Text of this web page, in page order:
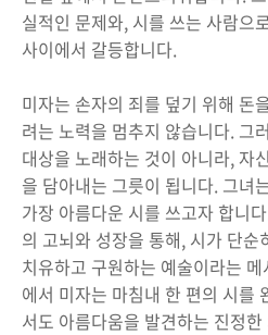
실적인 문제와, 시를 쓰는 사람으
사이에서 갈등합니다.
미자는 손자의 죄를 덮기 위해 돈
려는 노력을 멈추지 않습니다. 그
대상을 노래하는 것이 아니라, 자
을 담아내는 그릇이 됩니다. 그녀
가장 아름다운 시를 쓰고자 합니
의 고뇌와 성장을 통해, 시가 단
치유하고 구원하는 예술이라는
에서 미자는 마침내 한 편의 시를
서도 아름다움을 발견하는 진정